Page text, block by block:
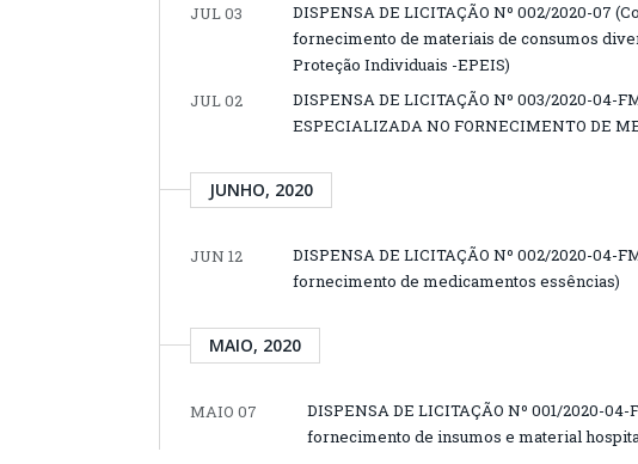
JUL 03
DISPENSA DE LICITAÇÃO Nº 002/2020-07
fornecimento de materiais de consumos
Proteção Individuais -EPEIS)
JUL 02
DISPENSA DE LICITAÇÃO Nº 003/2020-04-
ESPECIALIZADA NO FORNECIMENTO DE
JUNHO, 2020
JUN 12
DISPENSA DE LICITAÇÃO Nº 002/2020-04-
fornecimento de medicamentos essências)
MAIO, 2020
MAIO 07
DISPENSA DE LICITAÇÃO Nº 001/2020-
fornecimento de insumos e material